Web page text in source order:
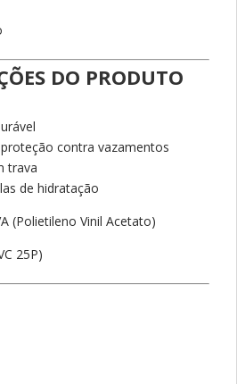
DO PRODUTO
contra vazamentos
trava
de hidratação
(Polietileno Vinil Acetato)
25P)